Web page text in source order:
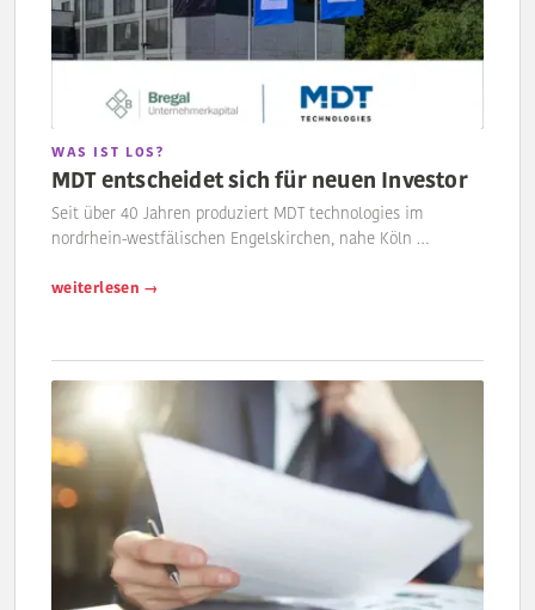
WAS IST LOS?
MDT entscheidet sich für neuen Investor
Seit über 40 Jahren produziert MDT technologies im
nordrhein-westfälischen Engelskirchen, nahe Köln …
weiterlesen →